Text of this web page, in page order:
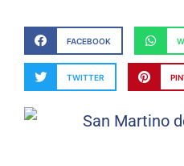
FACEBOOK
TWITTER